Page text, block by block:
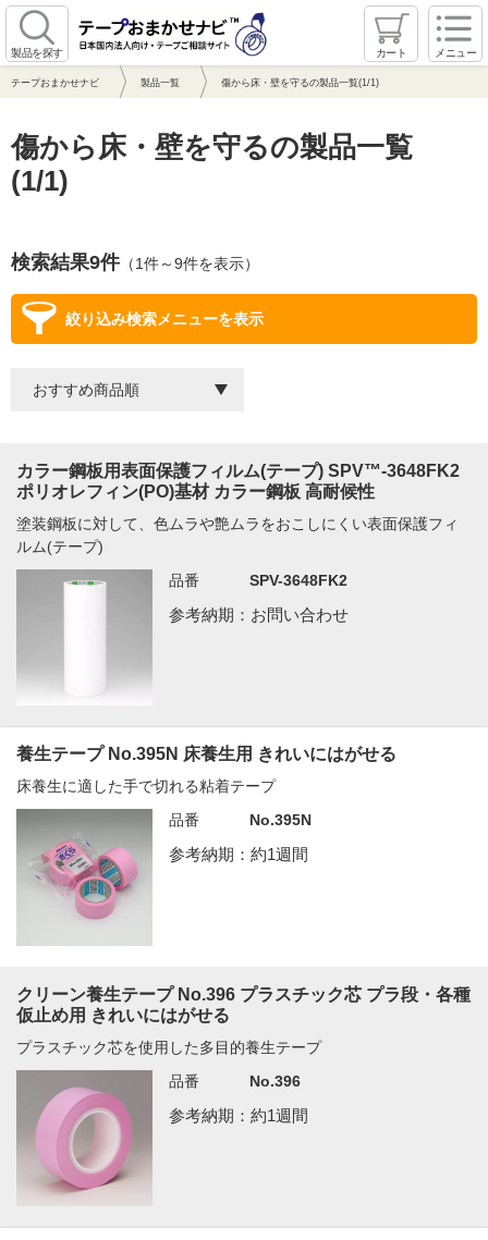
製品を探す カート メニュー
テープおまかせナビ 製品一覧 傷から床・壁を守るの製品一覧(1/1)
傷から床・壁を守るの製品一覧
(1/1)
検索結果9件（1件～9件を表示）
絞り込み検索メニューを表示
カラー鋼板用表面保護フィルム(テープ) SPV™-3648FK2
ポリオレフィン(PO)基材 カラー鋼板 高耐候性
塗装鋼板に対して、色ムラや艶ムラをおこしにくい表面保護フィ
ルム(テープ)
品番
SPV-3648FK2
参考納期：お問い合わせ
養生テープ No.395N 床養生用 きれいにはがせる
床養生に適した手で切れる粘着テープ
品番
No.395N
参考納期：約1週間
クリーン養生テープ No.396 プラスチック芯 プラ段・各種
仮止め用 きれいにはがせる
プラスチック芯を使用した多目的養生テープ
品番
No.396
参考納期：約1週間